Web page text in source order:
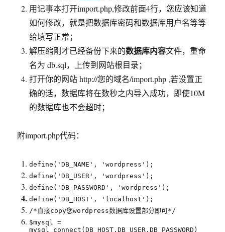
用记事本打开import.php,修改前面4行，您应该知道
如何修改，就是把数据库密码和数据库用户名等等
给填写正常；
解压缩刚才已经备份下来的数据库内容文件，重命
名为 db.sql，上传到网站根目录；
打开你的网站 http://您的域名/import.php ,若设置正
确的话，数据库将在数秒之内导入成功，即使10M
的数据库也不会超时；
附import.php代码：
define('DB_NAME', 'wordpress');
define('DB_USER', 'wordpress');
define('DB_PASSWORD', 'wordpress');
define('DB_HOST', 'localhost');
/*直接copy您wordpress数据库设置部分即可*/
$mysql =
mysql_connect(DB_HOST,DB_USER,DB_PASSWORD)